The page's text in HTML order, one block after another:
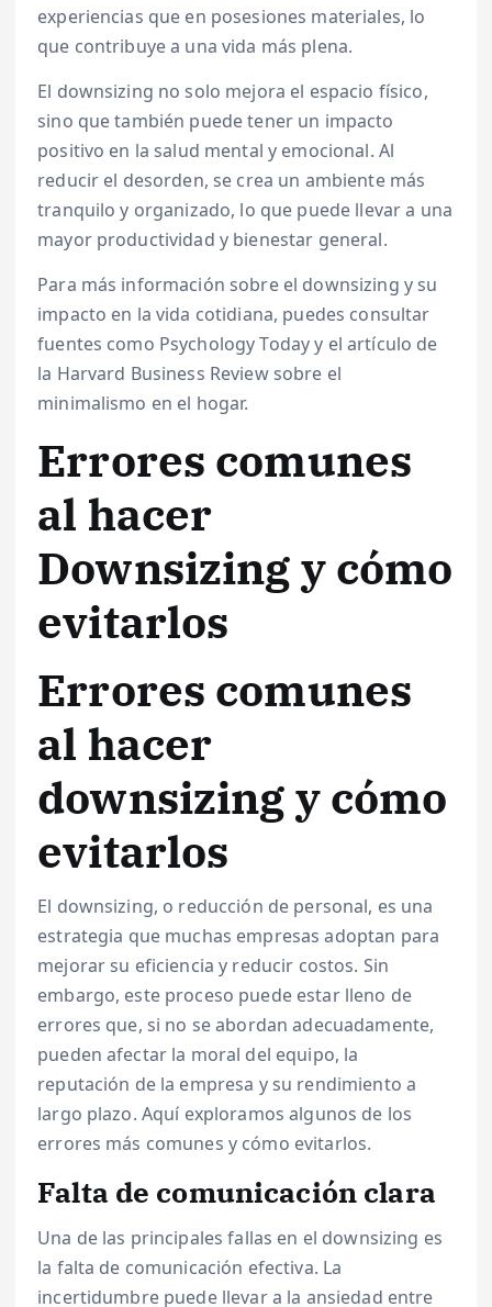
experiencias que en posesiones materiales, lo
que contribuye a una vida más plena.
El downsizing no solo mejora el espacio físico,
sino que también puede tener un impacto
positivo en la salud mental y emocional. Al
reducir el desorden, se crea un ambiente más
tranquilo y organizado, lo que puede llevar a una
mayor productividad y bienestar general.
Para más información sobre el downsizing y su
impacto en la vida cotidiana, puedes consultar
fuentes como Psychology Today y el artículo de
la Harvard Business Review sobre el
minimalismo en el hogar.
Errores comunes
al hacer
Downsizing y cómo
evitarlos
Errores comunes
al hacer
downsizing y cómo
evitarlos
El downsizing, o reducción de personal, es una
estrategia que muchas empresas adoptan para
mejorar su eficiencia y reducir costos. Sin
embargo, este proceso puede estar lleno de
errores que, si no se abordan adecuadamente,
pueden afectar la moral del equipo, la
reputación de la empresa y su rendimiento a
largo plazo. Aquí exploramos algunos de los
errores más comunes y cómo evitarlos.
Falta de comunicación clara
Una de las principales fallas en el downsizing es
la falta de comunicación efectiva. La
incertidumbre puede llevar a la ansiedad entre